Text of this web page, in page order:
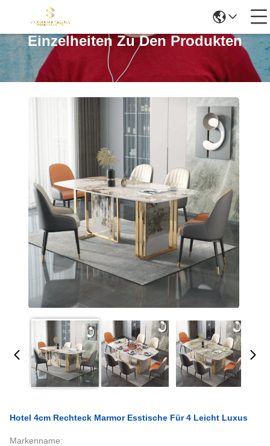
Einzelheiten Zu Den Produkten
Hotel 4cm Rechteck Marmor Esstische Für 4 Leicht Luxus
Markenname: